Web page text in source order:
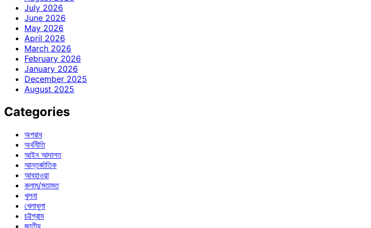
July 2026
June 2026
May 2026
April 2026
March 2026
February 2026
January 2026
December 2025
August 2025
Categories
অপরাধ
অর্থনীতি
আইন আদালত
আন্তর্জাতিক
আবহাওয়া
কলাম/মতামত
খুলনা
খেলাধুলা
চট্টগ্রাম